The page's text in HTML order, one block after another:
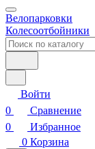
Велопарковки
Колесоотбойники
Войти
0
Сравнение
0
Избранное
0 Корзина